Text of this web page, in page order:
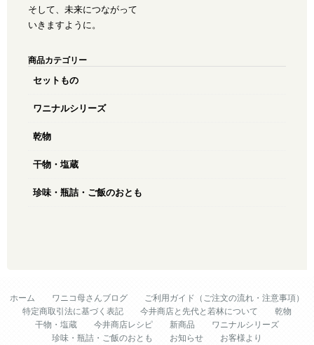
そして、未来につながって
いきますように。
商品カテゴリー
セットもの
ワニナルシリーズ
乾物
干物・塩蔵
珍味・瓶詰・ご飯のおとも
ホーム ワニコ母さんブログ
ご利用ガイド（ご注文の流れ・注意事項）
特定商取引法に基づく表記
今井商店と先代と若林について
乾物
干物・塩蔵
今井商店レシピ 新商品
ワニナルシリーズ
珍味・瓶詰・ご飯のおとも
お知らせ お客様より